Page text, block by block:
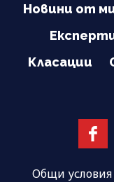
Новини от
Класации
Общи условия